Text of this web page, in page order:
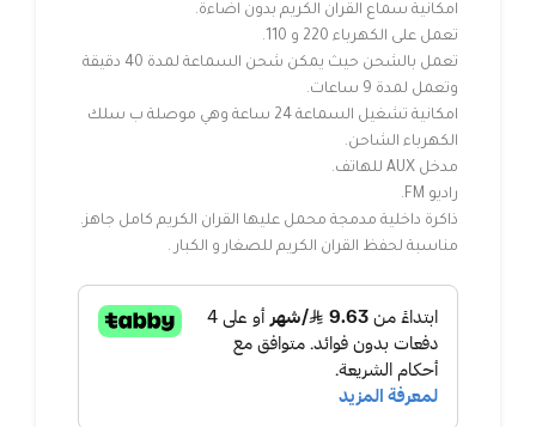
امكانية سماع القران الكريم بدون اضاءة.
تعمل على الكهرباء 220 و 110.
تعمل بالشحن حيث يمكن شحن السماعة لمدة 40 دقيقة
وتعمل لمدة 9 ساعات.
امكانية تشغيل السماعة 24 ساعة وهي موصلة ب سلك
الكهرباء الشاحن.
مدخل AUX للهاتف.
راديو FM.
ذاكرة داخلية مدمجة محمل عليها القران الكريم كامل جاهز.
مناسبة لحفظ القران الكريم للصغار و الكبار .